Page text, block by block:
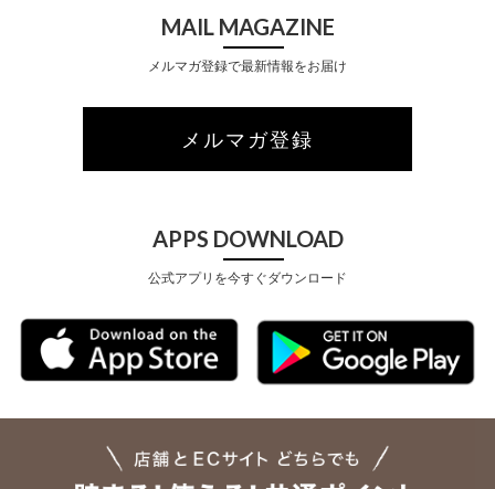
MAIL MAGAZINE
メルマガ登録で最新情報をお届け
メルマガ登録
APPS DOWNLOAD
公式アプリを今すぐダウンロード